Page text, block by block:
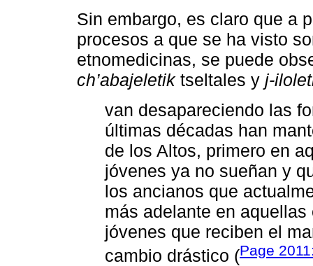
Sin embargo, es claro que a
procesos a que se ha visto
etnomedicinas, se puede
ch’abajeletiktseltales y j-
van desapareciendo las
últimas décadas han
de los Altos, primero en
jóvenes ya no sueñan y
los ancianos que
más adelante en
jóvenes que reciben el
cambio drástico (Page